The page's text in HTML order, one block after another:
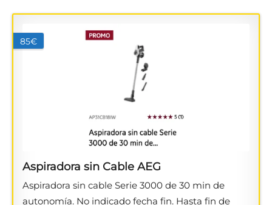
85€
Aspiradora sin Cable AEG
Aspiradora sin cable Serie 3000 de 30 min de
autonomía. No indicado fecha fin. Hasta fin de